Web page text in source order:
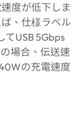
度が低下しま
、仕様ラベル
USB 5Gbps
場合、伝送速
の充電速度